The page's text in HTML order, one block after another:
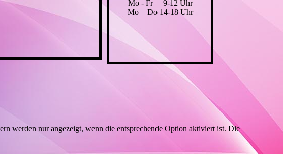
Mo - Fr 9-12 Uhr
Mo + Do 14-18 Uhr
werden nur angezeigt, wenn die entsprechende Option aktiviert ist. Die